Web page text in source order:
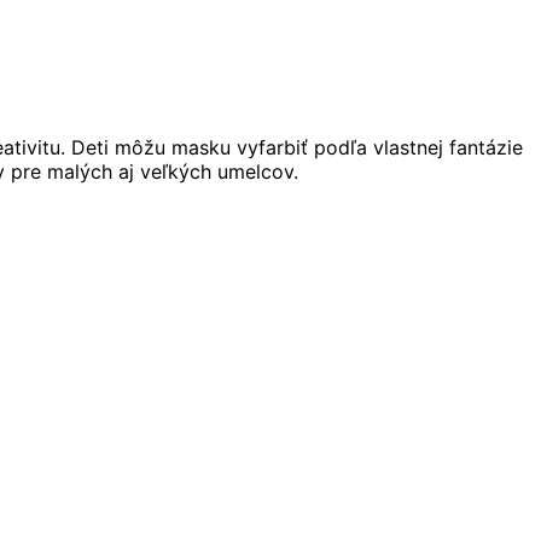
Deti môžu masku vyfarbiť podľa vlastnej fantázie
malých aj veľkých umelcov.